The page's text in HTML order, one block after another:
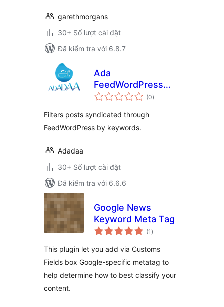
garethmorgans
30+ Số lượt cài đặt
Đã kiểm tra với 6.8.7
Ada
FeedWordPress
Keyword Filters
(0tổng
đánh
)
Filters posts syndicated through
FeedWordPress by keywords.
Adadaa
30+ Số lượt cài đặt
Đã kiểm tra với 6.6.6
Google News
Keyword Meta Tag
(1 tổng
đánh
)
This plugin let you add via Customs
Fields box Google-specific metatag to
help determine how to best classify your
content.